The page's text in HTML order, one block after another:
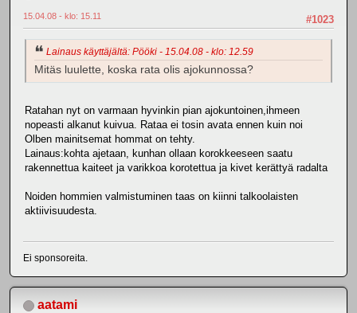
#1023
15.04.08 - klo: 15.11
Lainaus käyttäjältä: Pööki - 15.04.08 - klo: 12.59
Mitäs luulette, koska rata olis ajokunnossa?
Ratahan nyt on varmaan hyvinkin pian ajokuntoinen,ihmeen
nopeasti alkanut kuivua. Rataa ei tosin avata ennen kuin noi
Olben mainitsemat hommat on tehty.
Lainaus:kohta ajetaan, kunhan ollaan korokkeeseen saatu
rakennettua kaiteet ja varikkoa korotettua ja kivet kerättyä radalta
Noiden hommien valmistuminen taas on kiinni talkoolaisten
aktiivisuudesta.
Ei sponsoreita.
aatami